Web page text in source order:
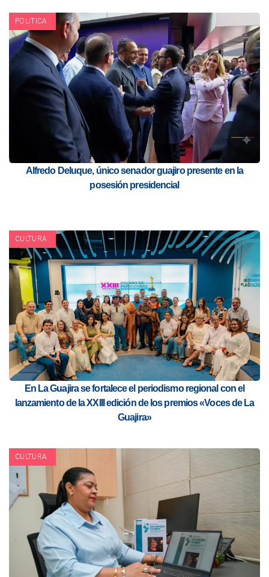
POLITICA
Alfredo Deluque, único senador guajiro presente en la
posesión presidencial
CULTURA
En La Guajira se fortalece el periodismo regional con el
lanzamiento de la XXIII edición de los premios «Voces de La
Guajira»
CULTURA